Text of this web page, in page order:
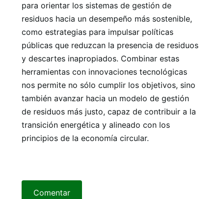
para orientar los sistemas de gestión de
residuos hacia un desempeño más sostenible,
como estrategias para impulsar políticas
públicas que reduzcan la presencia de residuos
y descartes inapropiados. Combinar estas
herramientas con innovaciones tecnológicas
nos permite no sólo cumplir los objetivos, sino
también avanzar hacia un modelo de gestión
de residuos más justo, capaz de contribuir a la
transición energética y alineado con los
principios de la economía circular.
Comentar